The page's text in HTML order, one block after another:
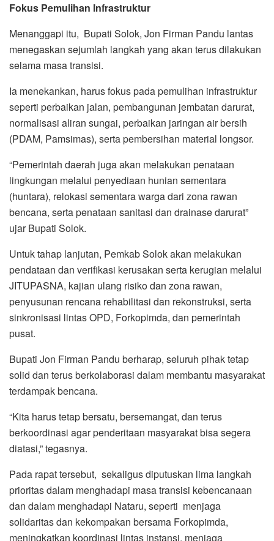
Fokus Pemulihan Infrastruktur
Menanggapi itu, Bupati Solok, Jon Firman Pandu lantas
menegaskan sejumlah langkah yang akan terus dilakukan
selama masa transisi.
Ia menekankan, harus fokus pada pemulihan infrastruktur
seperti perbaikan jalan, pembangunan jembatan darurat,
normalisasi aliran sungai, perbaikan jaringan air bersih
(PDAM, Pamsimas), serta pembersihan material longsor.
“Pemerintah daerah juga akan melakukan penataan
lingkungan melalui penyediaan hunian sementara
(huntara), relokasi sementara warga dari zona rawan
bencana, serta penataan sanitasi dan drainase darurat”
ujar Bupati Solok.
Untuk tahap lanjutan, Pemkab Solok akan melakukan
pendataan dan verifikasi kerusakan serta kerugian melalui
JITUPASNA, kajian ulang risiko dan zona rawan,
penyusunan rencana rehabilitasi dan rekonstruksi, serta
sinkronisasi lintas OPD, Forkopimda, dan pemerintah
pusat.
Bupati Jon Firman Pandu berharap, seluruh pihak tetap
solid dan terus berkolaborasi dalam membantu masyarakat
terdampak bencana.
“Kita harus tetap bersatu, bersemangat, dan terus
berkoordinasi agar penderitaan masyarakat bisa segera
diatasi,” tegasnya.
Pada rapat tersebut, sekaligus diputuskan lima langkah
prioritas dalam menghadapi masa transisi kebencanaan
dan dalam menghadapi Nataru, seperti menjaga
solidaritas dan kekompakan bersama Forkopimda,
meningkatkan koordinasi lintas instansi, menjaga